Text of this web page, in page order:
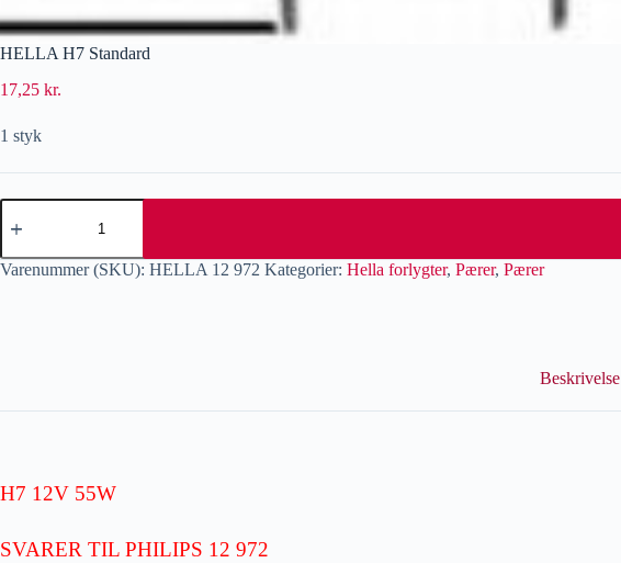
HELLA H7 Standard
17,25 kr.
1 styk
Varenummer (SKU): HELLA 12 972 Kategorier: Hella forlygter, Pærer, Pærer
Beskrivelse
H7 12V 55W
SVARER TIL PHILIPS 12 972